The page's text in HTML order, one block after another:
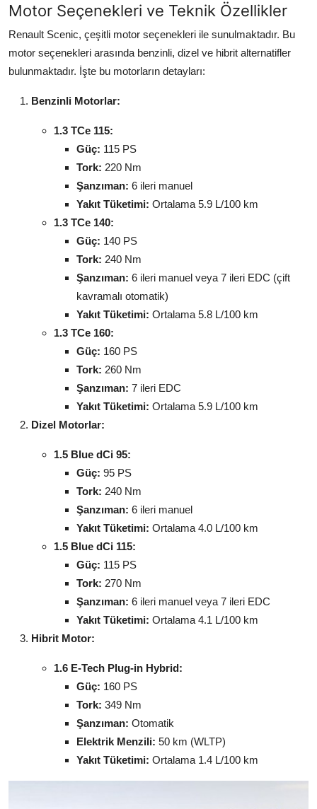
Motor Seçenekleri ve Teknik Özellikler
Renault Scenic, çeşitli motor seçenekleri ile sunulmaktadır. Bu
motor seçenekleri arasında benzinli, dizel ve hibrit alternatifler
bulunmaktadır. İşte bu motorların detayları:
Benzinli Motorlar:
1.3 TCe 115:
Güç: 115 PS
Tork: 220 Nm
Şanzıman: 6 ileri manuel
Yakıt Tüketimi: Ortalama 5.9 L/100 km
1.3 TCe 140:
Güç: 140 PS
Tork: 240 Nm
Şanzıman: 6 ileri manuel veya 7 ileri EDC (çift
kavramalı otomatik)
Yakıt Tüketimi: Ortalama 5.8 L/100 km
1.3 TCe 160:
Güç: 160 PS
Tork: 260 Nm
Şanzıman: 7 ileri EDC
Yakıt Tüketimi: Ortalama 5.9 L/100 km
Dizel Motorlar:
1.5 Blue dCi 95:
Güç: 95 PS
Tork: 240 Nm
Şanzıman: 6 ileri manuel
Yakıt Tüketimi: Ortalama 4.0 L/100 km
1.5 Blue dCi 115:
Güç: 115 PS
Tork: 270 Nm
Şanzıman: 6 ileri manuel veya 7 ileri EDC
Yakıt Tüketimi: Ortalama 4.1 L/100 km
Hibrit Motor:
1.6 E-Tech Plug-in Hybrid:
Güç: 160 PS
Tork: 349 Nm
Şanzıman: Otomatik
Elektrik Menzili: 50 km (WLTP)
Yakıt Tüketimi: Ortalama 1.4 L/100 km